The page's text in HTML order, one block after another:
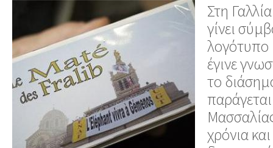
Στη
γίνει
λογότυπο
έγινε
το
χρόνια